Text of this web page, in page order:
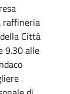
raffineria
Città
9.30 alle